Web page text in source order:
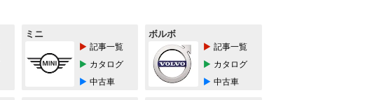
ミニ
記事一覧
カタログ
中古車
ボルボ
記事一覧
カタログ
中古車